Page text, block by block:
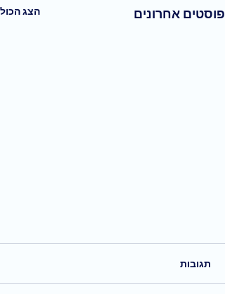
פוסטים אחרונים הצג הכול
תגובות